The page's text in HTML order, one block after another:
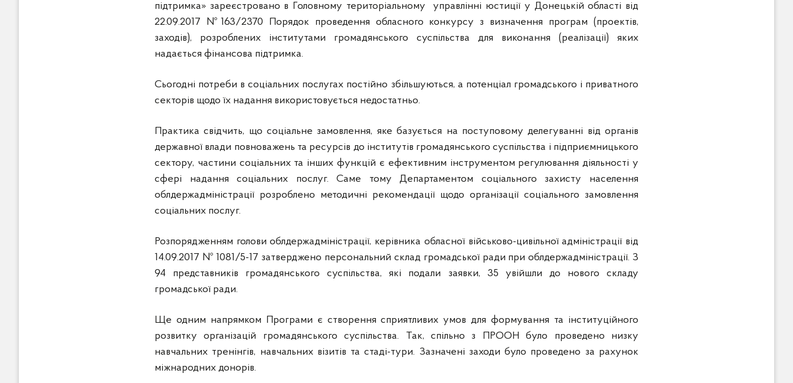
підтримка» зареєстровано в Головному територіальному управлінні юстиції у Донецькій області від
22.09.2017 №163/2370 Порядок проведення обласного конкурсу з визначення програм (проектів,
заходів), розроблених інститутами громадянського суспільства для виконання (реалізації) яких
надається фінансова підтримка.
Сьогодні потреби в соціальних послугах постійно збільшуються, а потенціал громадського і приватного
секторів щодо їх надання використовується недостатньо.
Практика свідчить, що соціальне замовлення, яке базується на поступовому делегуванні від органів
державної влади повноважень та ресурсів до інститутів громадянського суспільства і підприємницького
сектору, частини соціальних та інших функцій є ефективним інструментом регулювання діяльності у
сфері надання соціальних послуг. Саме тому Департаментом соціального захисту населення
облдержадміністрації розроблено методичні рекомендації щодо організації соціального замовлення
соціальних послуг.
Розпорядженням голови облдержадміністрації, керівника обласної військово-цивільної адміністрації від
14.09.2017 № 1081/5-17 затверджено персональний склад громадської ради при облдержадміністрації. З
94 представників громадянського суспільства, які подали заявки, 35 увійшли до нового складу
громадської ради.
Ще одним напрямком Програми є створення сприятливих умов для формування та інституційного
розвитку організацій громадянського суспільства. Так, спільно з ПРООН було проведено низку
навчальних тренінгів, навчальних візитів та стаді-тури. Зазначені заходи було проведено за рахунок
міжнародних донорів.